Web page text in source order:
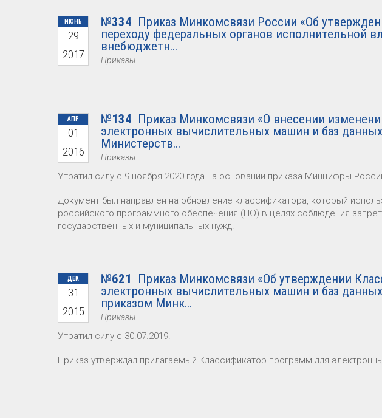
ИЮНЬ
29
2017
№334 Приказ Минкомсвязи России «Об
переходу федеральных органов исполнительной
внебюджетн...
Приказы
АПР
01
2016
№134 Приказ Минкомсвязи «О внесении
электронных вычислительных машин и баз
Министерств...
Приказы
Утратил силу с 9 ноября 2020 года на основании приказа Минцифры
Документ был направлен на обновление классификатора, который
российского программного обеспечения (ПО) в целях соблюдения
государственных и муниципальных нужд.
ДЕК
31
2015
№621
Приказ Минкомсвязи «Об утверждении
электронных вычислительных машин и баз
приказом Минк...
Приказы
Утратил силу с 30.07.2019.
Приказ утверждал прилагаемый Классификатор программ для